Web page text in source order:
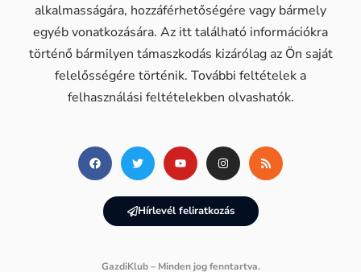
alkalmasságára, hozzáférhetőségére vagy bármely
egyéb vonatkozására. Az itt található információkra
történő bármilyen támaszkodás kizárólag az Ön saját
felelősségére történik. További feltételek a
felhasználási feltételekben olvashatók.
Hírlevél feliratkozás
GazdiKlub – Minden jog fenntartva.